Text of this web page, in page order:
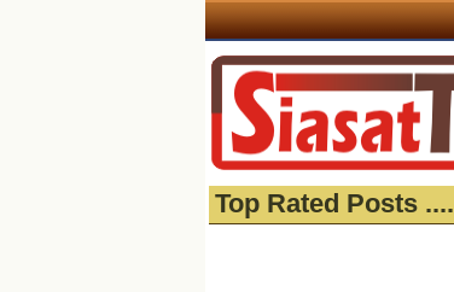
Top Rated Posts ....